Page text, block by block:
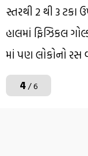
સ્તરથી 2 થી 3 ટકા
હાલમાં ફિઝિકલ
માં પણ લોકોનો રસ
4/ 6